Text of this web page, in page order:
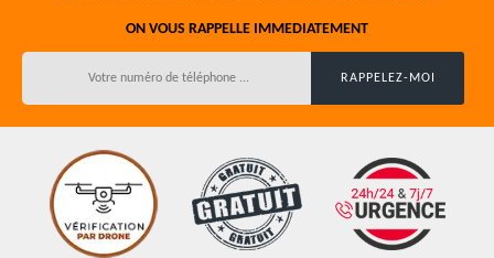
ON VOUS RAPPELLE IMMEDIATEMENT